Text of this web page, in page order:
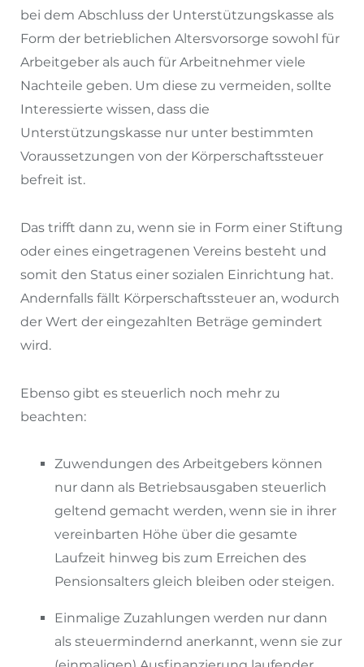
bei dem Abschluss der Unterstützungskasse als
Form der betrieblichen Altersvorsorge sowohl für
Arbeitgeber als auch für Arbeitnehmer viele
Nachteile geben. Um diese zu vermeiden, sollte
Interessierte wissen, dass die
Unterstützungskasse nur unter bestimmten
Voraussetzungen von der Körperschaftssteuer
befreit ist.
Das trifft dann zu, wenn sie in Form einer Stiftung
oder eines eingetragenen Vereins besteht und
somit den Status einer sozialen Einrichtung hat.
Andernfalls fällt Körperschaftssteuer an, wodurch
der Wert der eingezahlten Beträge gemindert
wird.
Ebenso gibt es steuerlich noch mehr zu
beachten:
Zuwendungen des Arbeitgebers können
nur dann als Betriebsausgaben steuerlich
geltend gemacht werden, wenn sie in ihrer
vereinbarten Höhe über die gesamte
Laufzeit hinweg bis zum Erreichen des
Pensionsalters gleich bleiben oder steigen.
Einmalige Zuzahlungen werden nur dann
als steuermindernd anerkannt, wenn sie zur